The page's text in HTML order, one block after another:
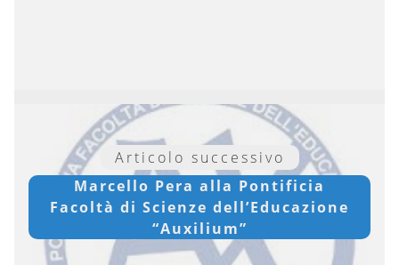
Articolo successivo
Marcello Pera alla Pontificia
Facoltà di Scienze dell’Educazione
“Auxilium”